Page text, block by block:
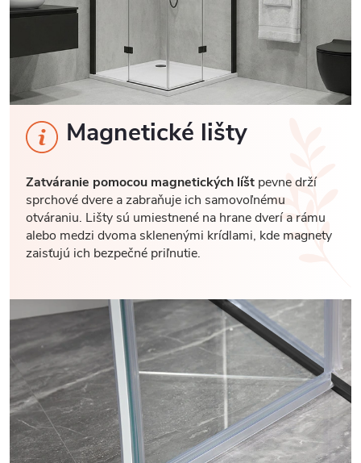
Magnetické lišty
Zatváranie pomocou magnetických líšt pevne drží
sprchové dvere a zabraňuje ich samovoľnému
otváraniu. Lišty sú umiestnené na hrane dverí a rámu
alebo medzi dvoma sklenenými krídlami, kde magnety
zaisťujú ich bezpečné priľnutie.